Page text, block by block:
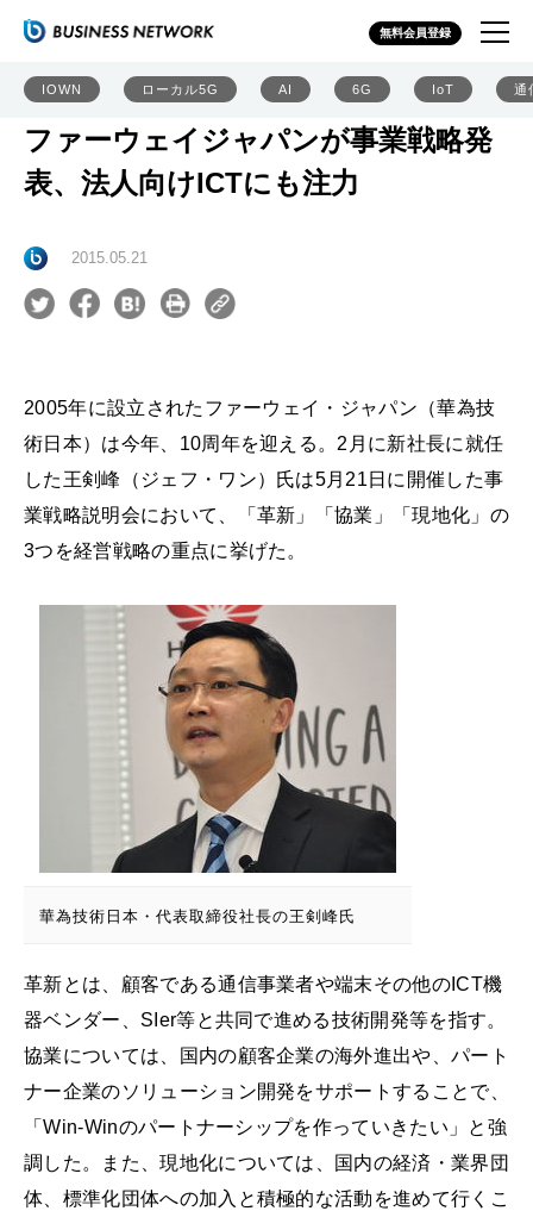
無料会員登録
IOWN ローカル5G AI 6G IoT 通
ファーウェイジャパンが事業戦略発
表、法人向けICTにも注力
2015.05.21
2005年に設立されたファーウェイ・ジャパン（華為技
術日本）は今年、10周年を迎える。2月に新社長に就任
した王剣峰（ジェフ・ワン）氏は5月21日に開催した事
業戦略説明会において、「革新」「協業」「現地化」の
3つを経営戦略の重点に挙げた。
華為技術日本・代表取締役社長の王剣峰氏
革新とは、顧客である通信事業者や端末その他のICT機
器ベンダー、SIer等と共同で進める技術開発等を指す。
協業については、国内の顧客企業の海外進出や、パート
ナー企業のソリューション開発をサポートすることで、
「Win-Winのパートナーシップを作っていきたい」と強
調した。また、現地化については、国内の経済・業界団
体、標準化団体への加入と積極的な活動を進めて行くこ